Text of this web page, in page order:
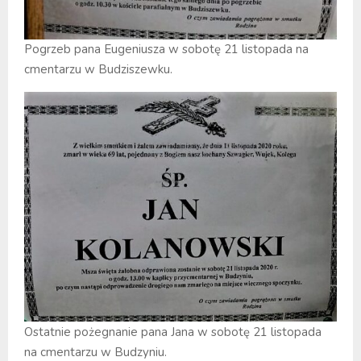
Pogrzeb pana Eugeniusza w sobotę 21 listopada na
cmentarzu w Budziszewku.
Ostatnie pożegnanie pana Jana w sobotę 21 listopada
na cmentarzu w Budzyniu.